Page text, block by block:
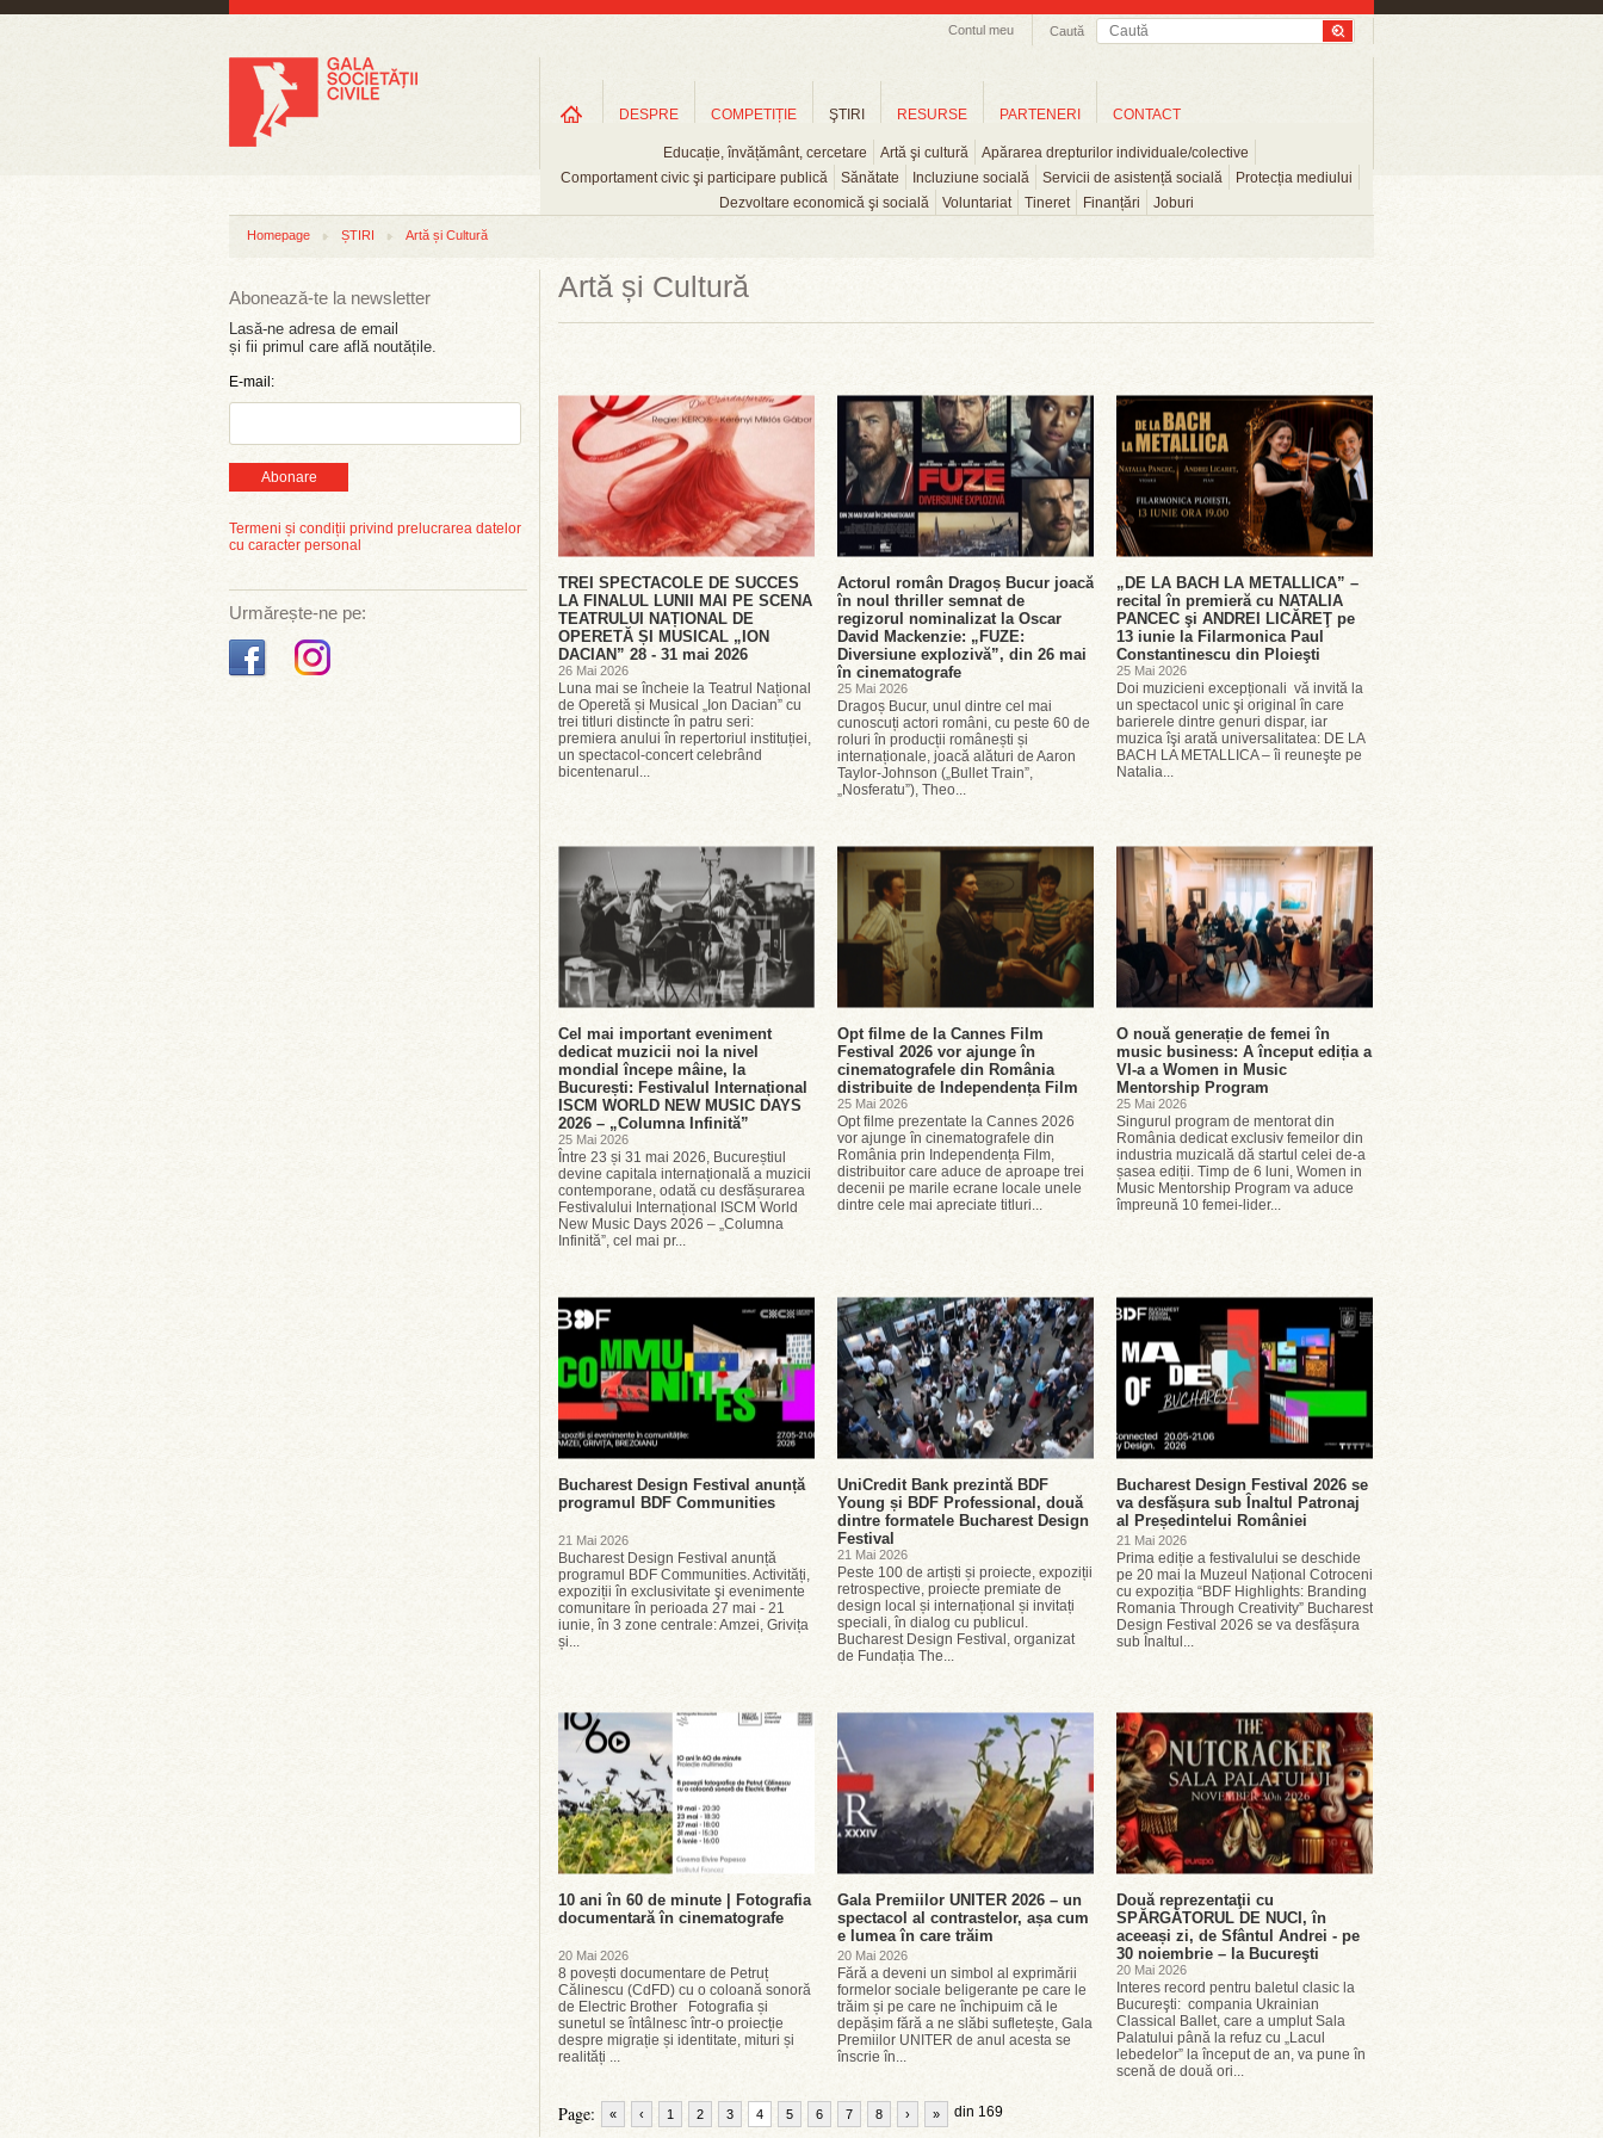
Caută
Contul meu
DESPRE COMPETIȚIE ŞTIRI
Educație, învățământ, cercetare Artă şi cultură
Apărarea drepturilor individuale/colective
Comportament civic şi participare publică
Sănătate Incluziune socială Servicii de asistență socială
Protecția mediului
Dezvoltare economică şi socială
Voluntariat Tineret Finanțări Joburi
RESURSE PARTENERI CONTACT
Homepage ȘTIRI Artă și Cultură
Abonează-te la newsletter
Lasă-ne adresa de email
și fii primul care află noutățile.
E-mail:
Abonare
Termeni și condiții privind prelucrarea datelor
cu caracter personal
Urmărește-ne pe:
Artă și Cultură
TREI SPECTACOLE DE SUCCES
LA FINALUL LUNII MAI PE SCENA
TEATRULUI NAȚIONAL DE
OPERETĂ ȘI MUSICAL „ION
DACIAN” 28 - 31 mai 2026
26 Mai 2026
Luna mai se încheie la Teatrul Național
de Operetă și Musical „Ion Dacian” cu
trei titluri distincte în patru seri:
premiera anului în repertoriul instituției,
un spectacol-concert celebrând
bicentenarul...
Actorul român Dragoș Bucur joacă
în noul thriller semnat de
regizorul nominalizat la Oscar
David Mackenzie: „FUZE:
Diversiune explozivă”, din 26 mai
în cinematografe
25 Mai 2026
Dragoș Bucur, unul dintre cel mai
cunoscuți actori români, cu peste 60 de
roluri în producții românești și
internaționale, joacă alături de Aaron
Taylor-Johnson („Bullet Train”,
„Nosferatu”), Theo...
„DE LA BACH LA METALLICA” –
recital în premieră cu NATALIA
PANCEC şi ANDREI LICĂREŢ pe
13 iunie la Filarmonica Paul
Constantinescu din Ploieşti
25 Mai 2026
Doi muzicieni excepționali vă invită la
un spectacol unic şi original în care
barierele dintre genuri dispar, iar
muzica îşi arată universalitatea: DE LA
BACH LA METALLICA – îi reuneşte pe
Natalia...
Cel mai important eveniment
dedicat muzicii noi la nivel
mondial începe mâine, la
București: Festivalul Internațional
ISCM WORLD NEW MUSIC DAYS
2026 – „Columna Infinită”
25 Mai 2026
Între 23 și 31 mai 2026, Bucureștiul
devine capitala internațională a muzicii
contemporane, odată cu desfășurarea
Festivalului Internațional ISCM World
New Music Days 2026 – „Columna
Infinită”, cel mai pr...
Opt filme de la Cannes Film
Festival 2026 vor ajunge în
cinematografele din România
distribuite de Independența Film
25 Mai 2026
Opt filme prezentate la Cannes 2026
vor ajunge în cinematografele din
România prin Independența Film,
distribuitor care aduce de aproape trei
decenii pe marile ecrane locale unele
dintre cele mai apreciate titluri...
O nouă generație de femei în
music business: A început ediția a
VI-a a Women in Music
Mentorship Program
25 Mai 2026
Singurul program de mentorat din
România dedicat exclusiv femeilor din
industria muzicală dă startul celei de-a
șasea ediții. Timp de 6 luni, Women in
Music Mentorship Program va aduce
împreună 10 femei-lider...
Bucharest Design Festival anunță
programul BDF Communities
21 Mai 2026
Bucharest Design Festival anunță
programul BDF Communities. Activități,
expoziții în exclusivitate şi evenimente
comunitare în perioada 27 mai - 21
iunie, în 3 zone centrale: Amzei, Grivița
și...
UniCredit Bank prezintă BDF
Young și BDF Professional, două
dintre formatele Bucharest Design
Festival
21 Mai 2026
Peste 100 de artiști și proiecte, expoziții
retrospective, proiecte premiate de
design local și internațional și invitați
speciali, în dialog cu publicul.
Bucharest Design Festival, organizat
de Fundația The...
Bucharest Design Festival 2026 se
va desfășura sub Înaltul Patronaj
al Președintelui României
21 Mai 2026
Prima ediție a festivalului se deschide
pe 20 mai la Muzeul Național Cotroceni
cu expoziția “BDF Highlights: Branding
Romania Through Creativity” Bucharest
Design Festival 2026 se va desfășura
sub Înaltul...
10 ani în 60 de minute | Fotografia
documentară în cinematografe
20 Mai 2026
8 povești documentare de Petruț
Călinescu (CdFD) cu o coloană sonoră
de Electric Brother Fotografia și
sunetul se întâlnesc într-o proiecție
despre migrație și identitate, mituri și
realități ...
Gala Premiilor UNITER 2026 – un
spectacol al contrastelor, așa cum
e lumea în care trăim
20 Mai 2026
Fără a deveni un simbol al exprimării
formelor sociale beligerante pe care le
trăim și pe care ne închipuim că le
depășim fără a ne slăbi sufletește, Gala
Premiilor UNITER de anul acesta se
înscrie în...
Două reprezentaţii cu
SPĂRGĂTORUL DE NUCI, în
aceeași zi, de Sfântul Andrei - pe
30 noiembrie – la Bucureşti
20 Mai 2026
Interes record pentru baletul clasic la
Bucureşti: compania Ukrainian
Classical Ballet, care a umplut Sala
Palatului până la refuz cu „Lacul
lebedelor” la început de an, va pune în
scenă de două ori...
Page: « ‹ 1 2 3 4 5 6 7 8 din 169
› »